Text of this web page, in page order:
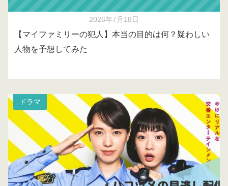
2026年7月18日
【マイファミリーの犯人】本当の目的は何？疑わしい
人物を予想してみた
ドラマ